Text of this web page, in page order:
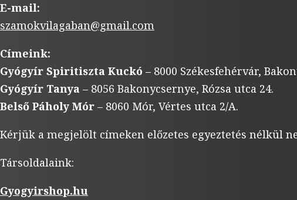
E-mail:
szamokvilagaban@gmail.com
Címeink:
Gyógyír Spiritiszta Kuckó – 8000 Székesfehérvár,
Gyógyír Tanya – 8056 Bakonycsernye, Rózsa utca 24.
Belső Páholy Mór – 8060 Mór, Vértes utca 2/A.
Kérjük a megjelölt címeken előzetes egyeztetés nélkül
Társoldalaink:
Gyogyirshop.hu